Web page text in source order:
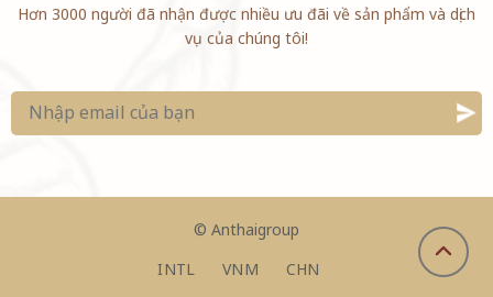
Hơn 3000 người đã nhận được nhiều ưu đãi về sản phẩm và dịch
vụ của chúng tôi!
© Anthaigroup
INTL
VNM CHN